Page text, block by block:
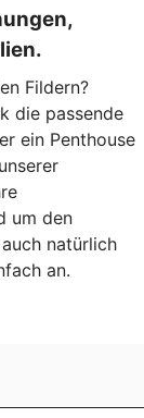
Fildern?
die passende
ein Penthouse
um den
natürlich
an.